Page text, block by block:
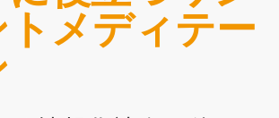
メディテー